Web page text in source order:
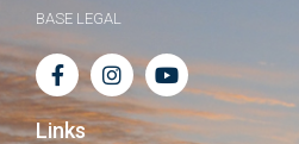
BASE LEGAL
Links